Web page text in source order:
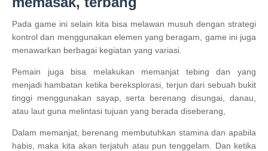
Pada game ini selain kita bisa melawan musuh dengan strategi
kontrol dan menggunakan elemen yang beragam, game ini juga
menawarkan berbagai kegiatan yang variasi.
Pemain juga bisa melakukan memanjat tebing dan yang
menjadi hambatan ketika bereksplorasi, terjun dari sebuah bukit
tinggi menggunakan sayap, serta berenang disungai, danau,
atau laut guna melintasi tujuan yang berada diseberang,
Dalam memanjat, berenang membutuhkan stamina dan apabila
habis, maka kita akan terjatuh atau pun tenggelam. Dan ketika